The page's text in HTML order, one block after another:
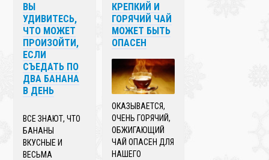
ВЫ
УДИВИТЕСЬ,
ЧТО МОЖЕТ
ПРОИЗОЙТИ,
ЕСЛИ
СЪЕДАТЬ ПО
ДВА БАНАНА
В ДЕНЬ
ВСЕ ЗНАЮТ, ЧТО
БАНАНЫ
ВКУСНЫЕ И
ВЕСЬМА
КРЕПКИЙ И
ГОРЯЧИЙ ЧАЙ
МОЖЕТ БЫТЬ
ОПАСЕН
ОКАЗЫВАЕТСЯ,
ОЧЕНЬ ГОРЯЧИЙ,
ОБЖИГАЮЩИЙ
ЧАЙ ОПАСЕН ДЛЯ
НАШЕГО